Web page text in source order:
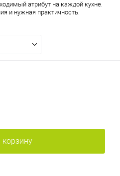
атрибут на каждой кухне.
и нужная практичность.
корзину